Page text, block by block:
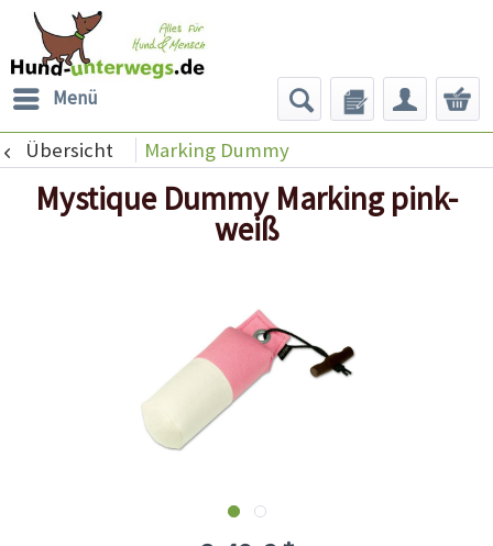
Menü
Übersicht Marking Dummy
Mystique Dummy Marking pink-
weiß